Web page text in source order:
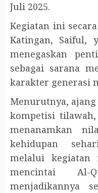
Juli 2025.
Kegiatan ini
Katingan, Saiful,
menegaskan
sebagai sarana
karakter generasi
Menurutnya,
kompetisi
menanamkan
kehidupan
melalui kegiatan
mencintai Al-
menjadikannya